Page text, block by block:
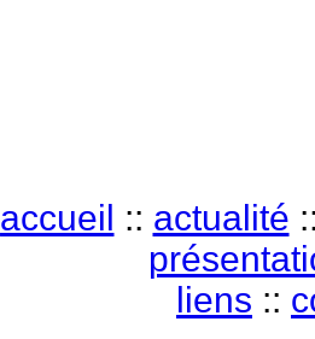
accueil :: actualité
liens ::